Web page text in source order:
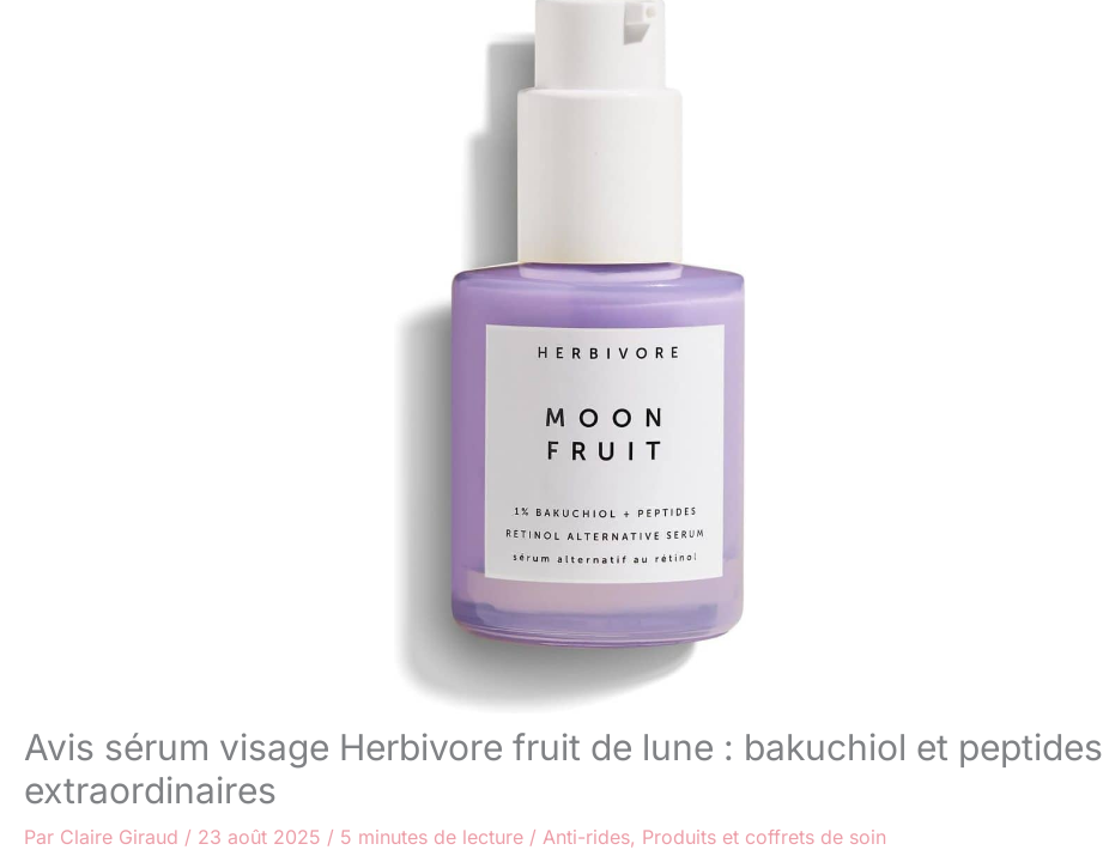
Avis sérum visage Herbivore fruit de lune : bakuchiol et peptides
extraordinaires
Par Claire Giraud / 23 août 2025 / 5 minutes de lecture / Anti-rides, Produits et coffrets de soin